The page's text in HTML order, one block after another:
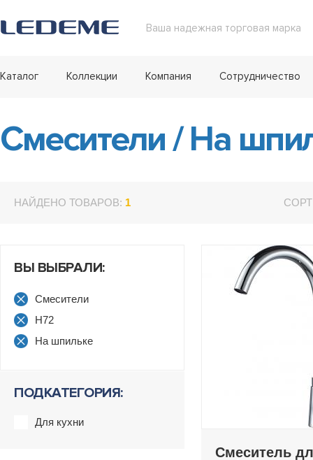
Ваша надежная торговая марка
Каталог Коллекции Компания Сотрудничество
Смесители/На
НАЙДЕНО ТОВАРОВ: 1
ВЫ ВЫБРАЛИ:
Смесители
H72
На шпильке
ПОДКАТЕГОРИЯ:
Для кухни
Смеситель